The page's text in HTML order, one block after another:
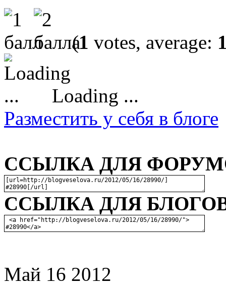
(1 votes, average:
Loading ...
Разместить у себя в блоге
ССЫЛКА ДЛЯ
ССЫЛКА ДЛЯ БЛОГОВ
Май 16 2012